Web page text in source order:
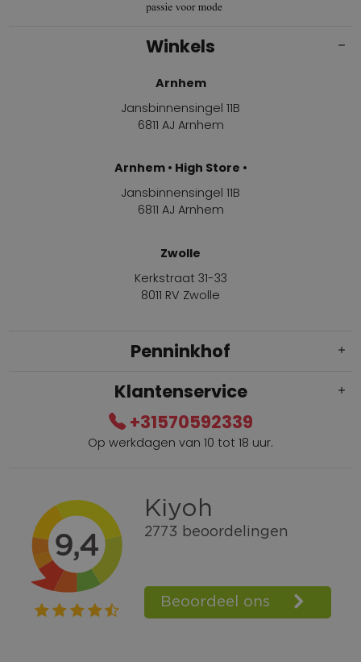
Winkels
Arnhem
Jansbinnensingel 11B
6811 AJ Arnhem
Arnhem • High Store •
Jansbinnensingel 11B
6811 AJ Arnhem
Zwolle
Kerkstraat 31-33
8011 RV Zwolle
Penninkhof
Gratis verzending vanaf € 100,=
Bel +31570592339
Spaarpunten
Shop the Look
Telefonisch bestellen ook mogelijk
Klantenservice
+31570592339
Op werkdagen van 10 tot 18 uur.